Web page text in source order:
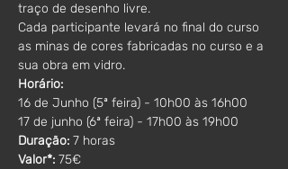
traço de desenho livre.
Cada participante levará no final do curso
as minas de cores fabricadas no curso e a
sua obra em vidro.
Horário:
16 de Junho (5ª feira) - 10h00 às 16h00
17 de junho (6ª feira) - 17h00 às 19h00
Duração: 7 horas
Valor*: 75€